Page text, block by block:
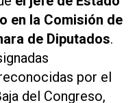
en la Comisión de
de Diputados.
por el
del Congreso,